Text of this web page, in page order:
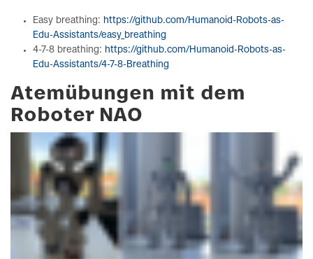
Easy breathing: https://github.com/Humanoid-Robots-as-
Edu-Assistants/easy_breathing
4-7-8 breathing: https://github.com/Humanoid-Robots-as-
Edu-Assistants/4-7-8-Breathing
Atemübungen mit dem
Roboter NAO